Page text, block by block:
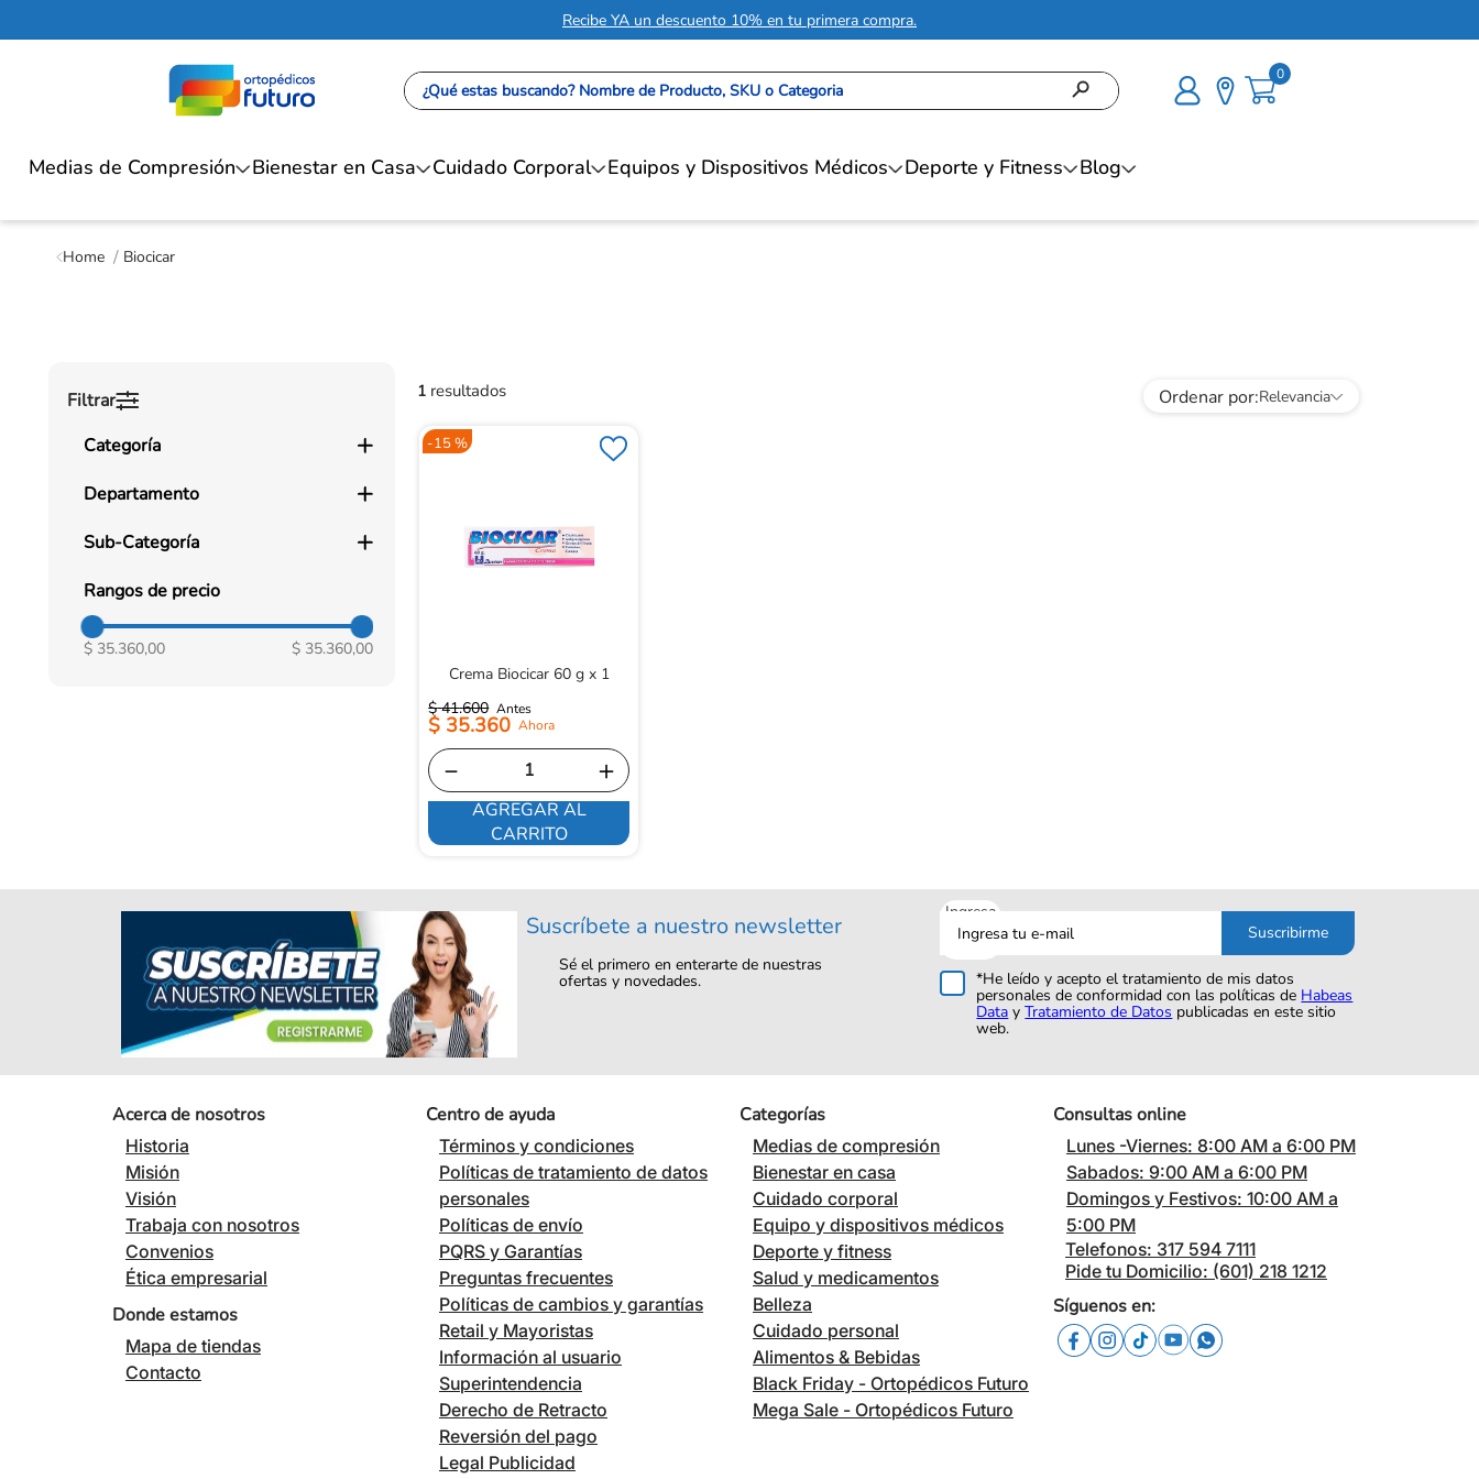
Recibe YA un descuento 10% en tu primera compra.
¿Qué estas buscando? Nombre de Producto, SKU o Categoria 0
Medias de Compresión Bienestar en Casa Cuidado Corporal Equipos y Dispositivos Médicos Deporte y Fitness Blog
Biocicar
Filtrar
Categoría
Departamento
Sub-Categoría
Rangos de precio
$ 35.360,00 $ 35.360,00
1 Ordenar por Relevancia
-15 %
Crema Biocicar 60 g x 1
$ 41.600
$ 35.360
＋
－
AGREGAR AL
CARRITO
Suscríbete a nuestro newsletter
Sé el primero en enterarte de nuestras
ofertas y novedades.
Ingresa
tu
correo
Suscribirme
*He leído y acepto el tratamiento de mis datos
personales de conformidad con las políticas de Habeas
Data yTratamiento de Datos publicadas en este sitio
web.
Acerca de nosotros
Historia
Misión
Visión
Trabaja con nosotros
Convenios
Ética empresarial
Donde estamos
Mapa de tiendas
Contacto
Centro de ayuda
Términos y condiciones
Políticas de tratamiento de datos
personales
Políticas de envío
PQRS y Garantías
Preguntas frecuentes
Políticas de cambios y garantías
Retail y Mayoristas
Información al usuario
Superintendencia
Derecho de Retracto
Reversión del pago
Legal Publicidad
Categorías
Medias de compresión
Bienestar en casa
Cuidado corporal
Equipo y dispositivos médicos
Deporte y fitness
Salud y medicamentos
Belleza
Cuidado personal
Alimentos & Bebidas
Black Friday - Ortopédicos Futuro
Mega Sale - Ortopédicos Futuro
Consultas online
Lunes -Viernes: 8:00 AM a 6:00 PM
Sabados: 9:00 AM a 6:00 PM
Domingos y Festivos: 10:00 AM a
5:00 PM
Telefonos: 317 594 7111
Pide tu Domicilio: (601) 218 1212
Síguenos en: